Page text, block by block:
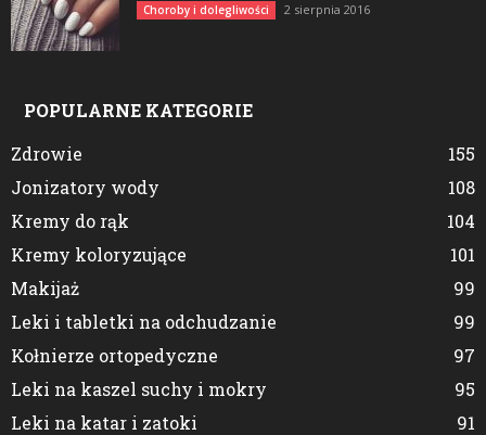
Choroby i dolegliwości 2 sierpnia 2016
POPULARNE KATEGORIE
Zdrowie
155
Jonizatory wody
108
Kremy do rąk
104
Kremy koloryzujące
101
Makijaż
99
Leki i tabletki na odchudzanie
99
Kołnierze ortopedyczne
97
Leki na kaszel suchy i mokry
95
Leki na katar i zatoki
91